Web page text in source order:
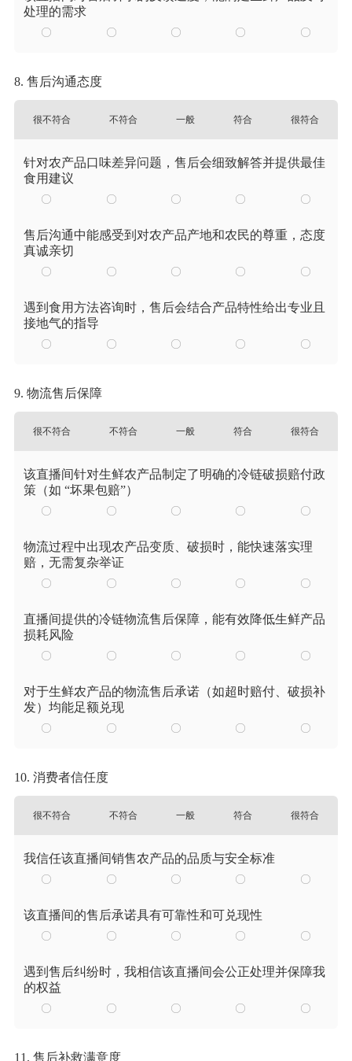
处理的需求
8. 售后沟通态度
很不符合 不符合 一般 符合 很符合
针对农产品口味差异问题，售后会细致解答并提供最佳
食用建议
售后沟通中能感受到对农产品产地和农民的尊重，态度
真诚亲切
遇到食用方法咨询时，售后会结合产品特性给出专业且
接地气的指导
9. 物流售后保障
很不符合 不符合 一般 符合 很符合
该直播间针对生鲜农产品制定了明确的冷链破损赔付政
策（如 “坏果包赔”）
物流过程中出现农产品变质、破损时，能快速落实理
赔，无需复杂举证
直播间提供的冷链物流售后保障，能有效降低生鲜产品
损耗风险
对于生鲜农产品的物流售后承诺（如超时赔付、破损补
发）均能足额兑现
10. 消费者信任度
很不符合 不符合 一般 符合 很符合
我信任该直播间销售农产品的品质与安全标准
该直播间的售后承诺具有可靠性和可兑现性
遇到售后纠纷时，我相信该直播间会公正处理并保障我
的权益
11. 售后补救满意度